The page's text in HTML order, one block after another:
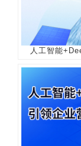
人工智能